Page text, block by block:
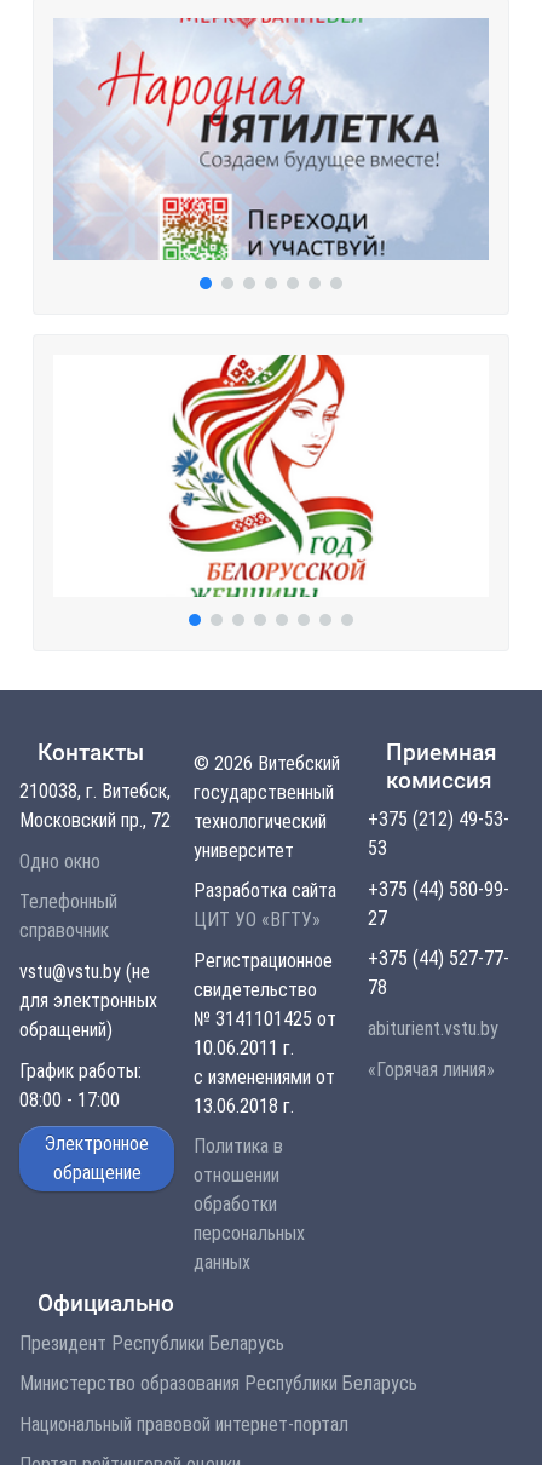
Контакты
210038, г. Витебск,
Московский пр., 72
Одно окно
Телефонный
справочник
vstu@vstu.by (не
для электронных
обращений)
График работы:
08:00 - 17:00
Электронное
обращение
© 2026 Витебский
государственный
технологический
университет
Разработка сайта
ЦИТ УО «ВГТУ»
Регистрационное
свидетельство
№ 3141101425 от
10.06.2011 г.
с изменениями от
13.06.2018 г.
Политика в
отношении
обработки
персональных
данных
Приемная
комиссия
+375 (212) 49-53-
53
+375 (44) 580-99-
27
+375 (44) 527-77-
78
abiturient.vstu.by
«Горячая линия»
Официально
Президент Республики Беларусь
Министерство образования Республики Беларусь
Национальный правовой интернет-портал